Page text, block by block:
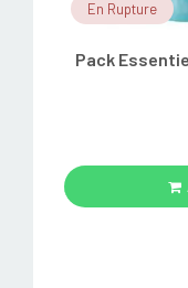
En Rupture
Pack